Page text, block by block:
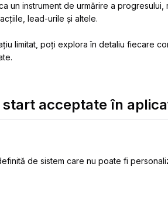
un instrument de urmărire a
lead-urile și altele.
limitat, poți explora în detaliu fiecare
start acceptate în
de sistem care nu poate fi